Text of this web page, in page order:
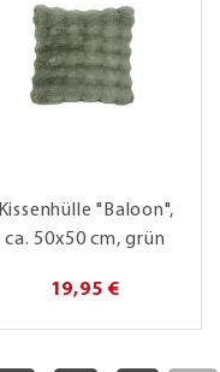
Kissenhülle "Baloon",
ca. 50x50 cm, grün
19,95 €